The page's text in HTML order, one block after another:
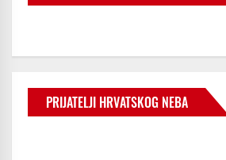
PRIJATELJI HRVATSKOG NEBA